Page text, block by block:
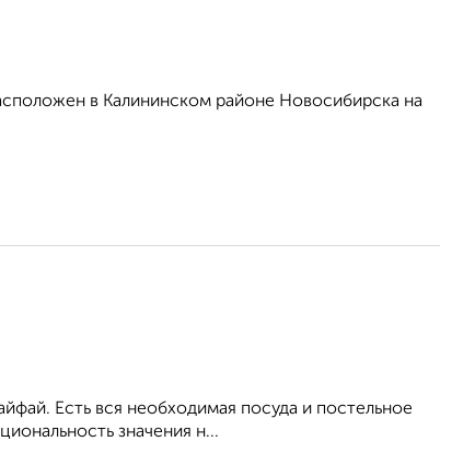
в Калининском районе Новосибирска на
Есть вся необходимая посуда и постельное
значения н...